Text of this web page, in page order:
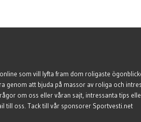
som vill lyfta fram dom roligaste
genom att bjuda på massor av roliga och
om oss eller våran sajt, intressanta tips
till oss . Tack till vår sponsorer Sportvesti.net